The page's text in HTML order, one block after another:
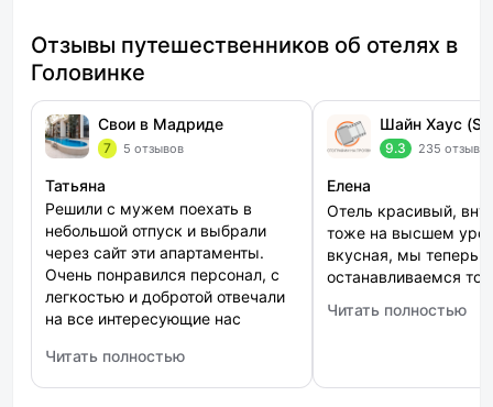
Отзывы путешественников об отелях в
Головинке
Свои в Мадриде
7 5 отзывов
Татьяна
Решили с мужем поехать в
небольшой отпуск и выбрали
через сайт эти апартаменты.
Очень понравился персонал, с
легкостью и добротой отвечали
на все интересующие нас
отличный ремонт, вся мебель
чистая, а техника исправно
Читать полностью
: Свои в Мадриде
Шайн Хаус
9.3 235 отзывов
Елена
Отель красивый,
тоже на высшем
вкусная, мы теперь
останавливаемся
Читать полностью
: Шайн Хаус (Shine